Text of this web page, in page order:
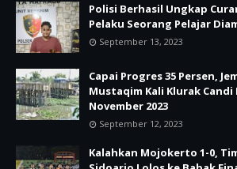
Polisi Berhasil Ungkap
Pelaku Seorang Pelajar
September 13, 2023
Capai Progres 35 Persen,
Mustaqim Kali Klurak Candi
November 2023
September 12, 2023
Kalahkan Mojokerto 1-0,